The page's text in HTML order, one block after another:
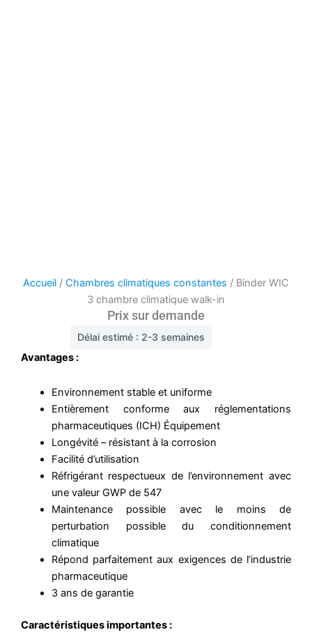
Accueil / Chambres climatiques constantes / Binder WIC
3 chambre climatique walk-in
Prix sur demande
Délai estimé : 2-3 semaines
Avantages :
Environnement stable et uniforme
Entièrement conforme aux réglementations
pharmaceutiques (ICH) Équipement
Longévité – résistant à la corrosion
Facilité d’utilisation
Réfrigérant respectueux de l’environnement avec
une valeur GWP de 547
Maintenance possible avec le moins de
perturbation possible du conditionnement
climatique
Répond parfaitement aux exigences de l’industrie
pharmaceutique
3 ans de garantie
Caractéristiques importantes :